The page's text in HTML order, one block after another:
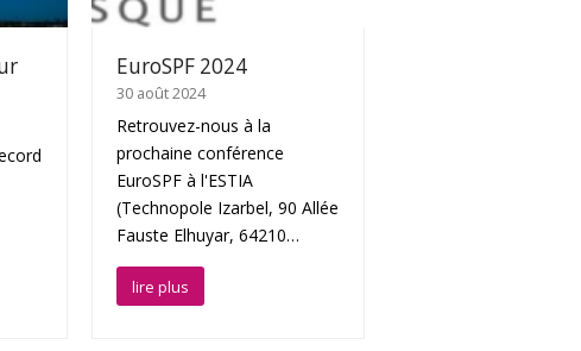
EuroSPF 2024
30 août 2024
Retrouvez-nous à la
prochaine conférence
EuroSPF à l'ESTIA
(Technopole Izarbel, 90 Allée
Fauste Elhuyar, 64210…
lire plus